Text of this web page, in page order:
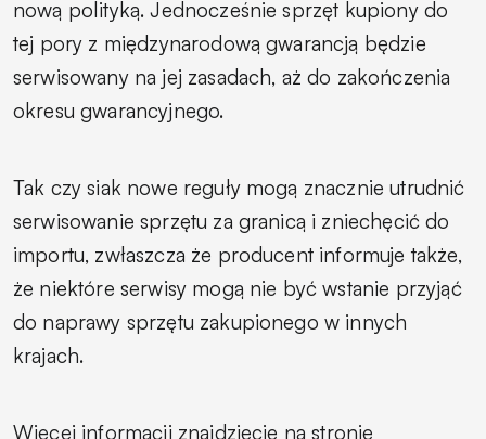
nową polityką. Jednocześnie sprzęt kupiony do
tej pory z międzynarodową gwarancją będzie
serwisowany na jej zasadach, aż do zakończenia
okresu gwarancyjnego.
Tak czy siak nowe reguły mogą znacznie utrudnić
serwisowanie sprzętu za granicą i zniechęcić do
importu, zwłaszcza że producent informuje także,
że niektóre serwisy mogą nie być wstanie przyjąć
do naprawy sprzętu zakupionego w innych
krajach.
Więcej informacji znajdziecie na stronie